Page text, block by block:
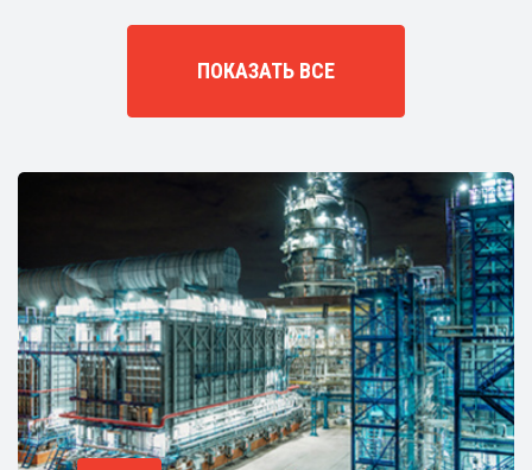
ПОКАЗАТЬ ВСЕ